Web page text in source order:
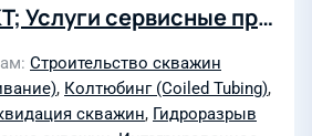
Услуги сервисные при
Строительство скважин
, Колтюбинг (Coiled Tubing),
скважин, Гидроразрыв